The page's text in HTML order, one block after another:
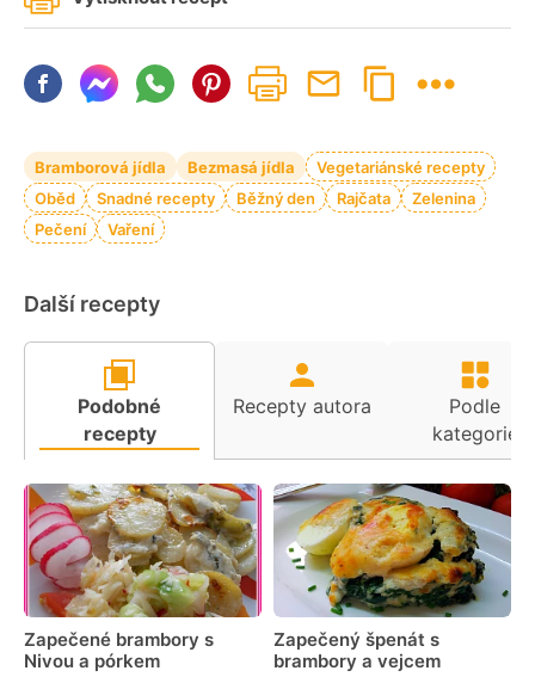
Bramborová jídla Bezmasá jídla
Vegetariánské recepty
Oběd
Snadné recepty Běžný den Rajčata
Zelenina
Pečení
Vaření
Další recepty
Podobné
recepty
Recepty autora
Podle
kategorie
Zapečené brambory s
Nivou a pórkem
Zapečený špenát s
brambory a vejcem